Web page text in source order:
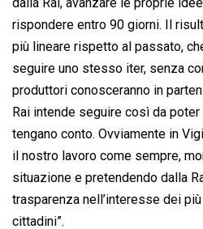
dalla Rai, avanzare le proprie
rispondere entro 90 giorni. Il
più lineare rispetto al passato,
seguire uno stesso iter, senza
produttori conosceranno in
Rai intende seguire così da
tengano conto. Ovviamente in
il nostro lavoro come sempre,
situazione e pretendendo dalla
trasparenza nell’interesse dei
cittadini”.